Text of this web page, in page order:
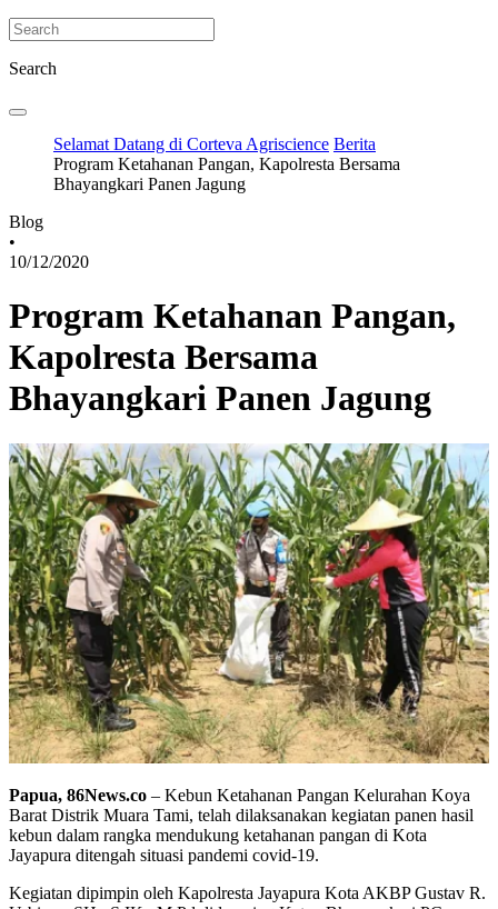
Search
Selamat Datang di Corteva Agriscience Berita
Program Ketahanan Pangan, Kapolresta Bersama
Bhayangkari Panen Jagung
Blog
•
10/12/2020
Program Ketahanan Pangan,
Kapolresta Bersama
Bhayangkari Panen Jagung
Papua, 86News.co – Kebun Ketahanan Pangan Kelurahan Koya
Barat Distrik Muara Tami, telah dilaksanakan kegiatan panen hasil
kebun dalam rangka mendukung ketahanan pangan di Kota
Jayapura ditengah situasi pandemi covid-19.
Kegiatan dipimpin oleh Kapolresta Jayapura Kota AKBP Gustav R.